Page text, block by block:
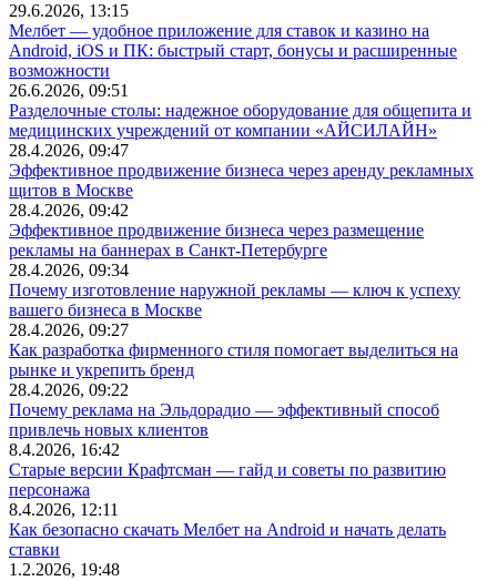
29.6.2026, 13:15
Мелбет — удобное приложение для ставок и казино на
Android, iOS и ПК: быстрый старт, бонусы и расширенные
возможности
26.6.2026, 09:51
Разделочные столы: надежное оборудование для общепита и
медицинских учреждений от компании «АЙСИЛАЙН»
28.4.2026, 09:47
Эффективное продвижение бизнеса через аренду рекламных
щитов в Москве
28.4.2026, 09:42
Эффективное продвижение бизнеса через размещение
рекламы на баннерах в Санкт-Петербурге
28.4.2026, 09:34
Почему изготовление наружной рекламы — ключ к успеху
вашего бизнеса в Москве
28.4.2026, 09:27
Как разработка фирменного стиля помогает выделиться на
рынке и укрепить бренд
28.4.2026, 09:22
Почему реклама на Эльдорадио — эффективный способ
привлечь новых клиентов
8.4.2026, 16:42
Старые версии Крафтсман — гайд и советы по развитию
персонажа
8.4.2026, 12:11
Как безопасно скачать Мелбет на Android и начать делать
ставки
1.2.2026, 19:48